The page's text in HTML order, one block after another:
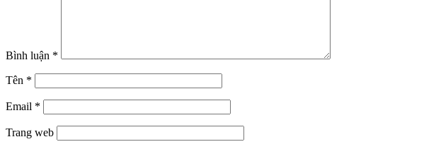
Bình luận *
Tên *
Email *
Trang web